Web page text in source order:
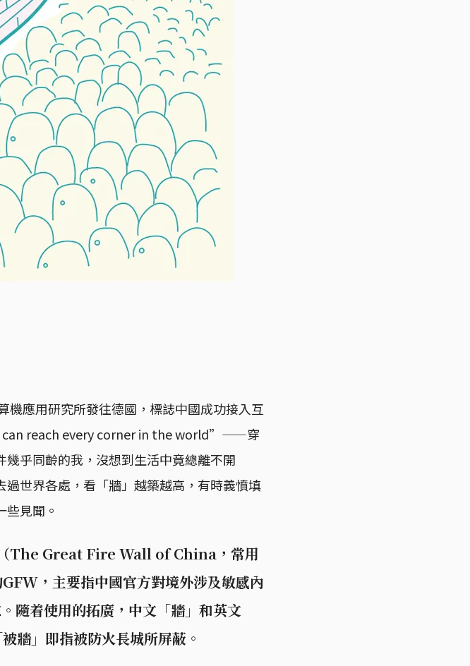
機應用研究所發往德國，標誌中國成功接入互
can reach every corner in the world”——穿
乎同齡的我，沒想到生活中竟總離不開
過世界各處，看「牆」越築越高，有時義憤填
見聞。
（The Great Fire Wall of China，常用
，主要指中國官方對境外涉及敏感內
隨着使用的拓廣，中文「牆」和英文
牆」即指被防火長城所屏蔽。